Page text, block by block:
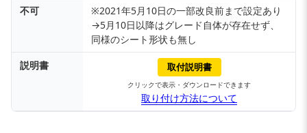
不可
※2021年5月10日の一部改良前まで設定あり
→5月10日以降はグレード自体が存在せず、
同様のシート形状も無し
説明書
取付説明書
クリックで表示・ダウンロードできます
取り付け方法について